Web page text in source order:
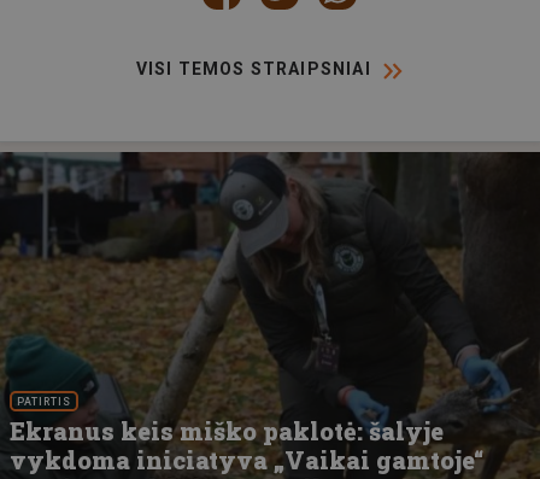
VISI TEMOS STRAIPSNIAI
PATIRTIS
Ekranus keis miško paklotė: šalyje
vykdoma iniciatyva „Vaikai gamtoje“